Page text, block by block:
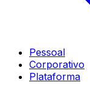
Pessoal
Corporativo
Plataforma